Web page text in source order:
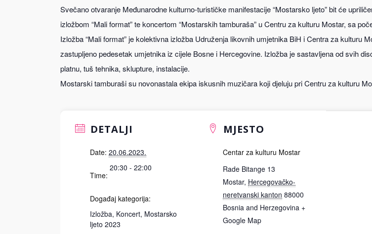
Svečano otvaranje Međunarodne kulturno-turističke manifestacije “Mostarsko ljeto” bit će
izložbom “Mali format” te koncertom “Mostarskih tamburaša” u Centru za kulturu Mostar, sa
Izložba “Mali format” je kolektivna izložba Udruženja likovnih umjetnika BiH i Centra za kulturu
zastupljeno pedesetak umjetnika iz cijele Bosne i Hercegovine. Izložba je sastavljena od svih
platnu, tuš tehnika, sklupture, instalacije.
Mostarski tamburaši su novonastala ekipa iskusnih muzičara koji djeluju pri Centru za kulturu
DETALJI
Date: 20.06.2023.
Time:
20:30 - 22:00
Događaj kategorija:
Izložba, Koncert, Mostarsko
ljeto 2023
MJESTO
Centar za kulturu Mostar
Rade Bitange 13
Mostar, Hercegovačko-
neretvanski kanton 88000
Bosnia and Herzegovina +
Google Map